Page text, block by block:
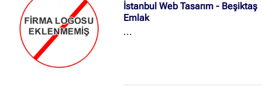
kimlik çalışmaları, bilgisayar
güvenliği
yazılımları lisanslaması, bulut
İstanbul Web Tasarım - Beşiktaş
Emlak
...